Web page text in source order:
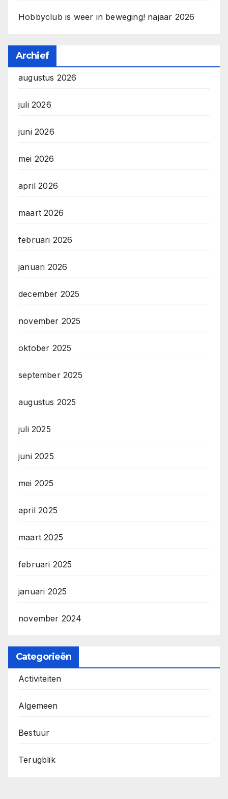
Hobbyclub is weer in beweging! najaar 2026
Archief
augustus 2026
juli 2026
juni 2026
mei 2026
april 2026
maart 2026
februari 2026
januari 2026
december 2025
november 2025
oktober 2025
september 2025
augustus 2025
juli 2025
juni 2025
mei 2025
april 2025
maart 2025
februari 2025
januari 2025
november 2024
Categorieën
Activiteiten
Algemeen
Bestuur
Terugblik